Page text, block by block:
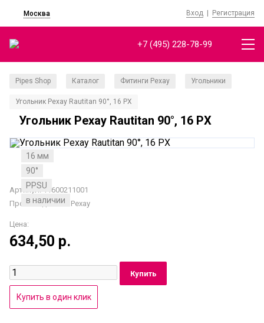
Москва Вход | Регистрация
+7 (495) 228-78-99
Pipes Shop Каталог Фитинги Рехау Угольники
Угольник Рехау Rautitan 90°, 16 PX
Угольник Рехау Rautitan 90°, 16 PX
16 мм
90°
PPSU
в наличии
Артикул: 11600211001
Производитель:
Рехау
Цена:
634,50 р.